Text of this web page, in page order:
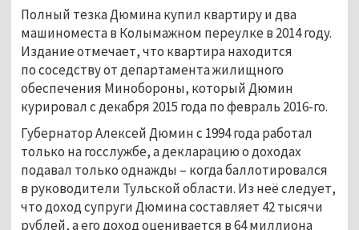
Полный тезка Дюмина купил квартиру и два
машиноместа в Колымажном переулке в 2014 году.
Издание отмечает, что квартира находится
по соседству от департамента жилищного
обеспечения Минобороны, который Дюмин
курировал с декабря 2015 года по февраль 2016-го.
Губернатор Алексей Дюмин с 1994 года работал
только на госслужбе, а декларацию о доходах
подавал только однажды – когда баллотировался
в руководители Тульской области. Из неё следует,
что доход супруги Дюмина составляет 42 тысячи
рублей, а его доход оценивается в 64 миллиона